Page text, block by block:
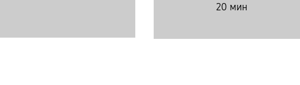
20 мин